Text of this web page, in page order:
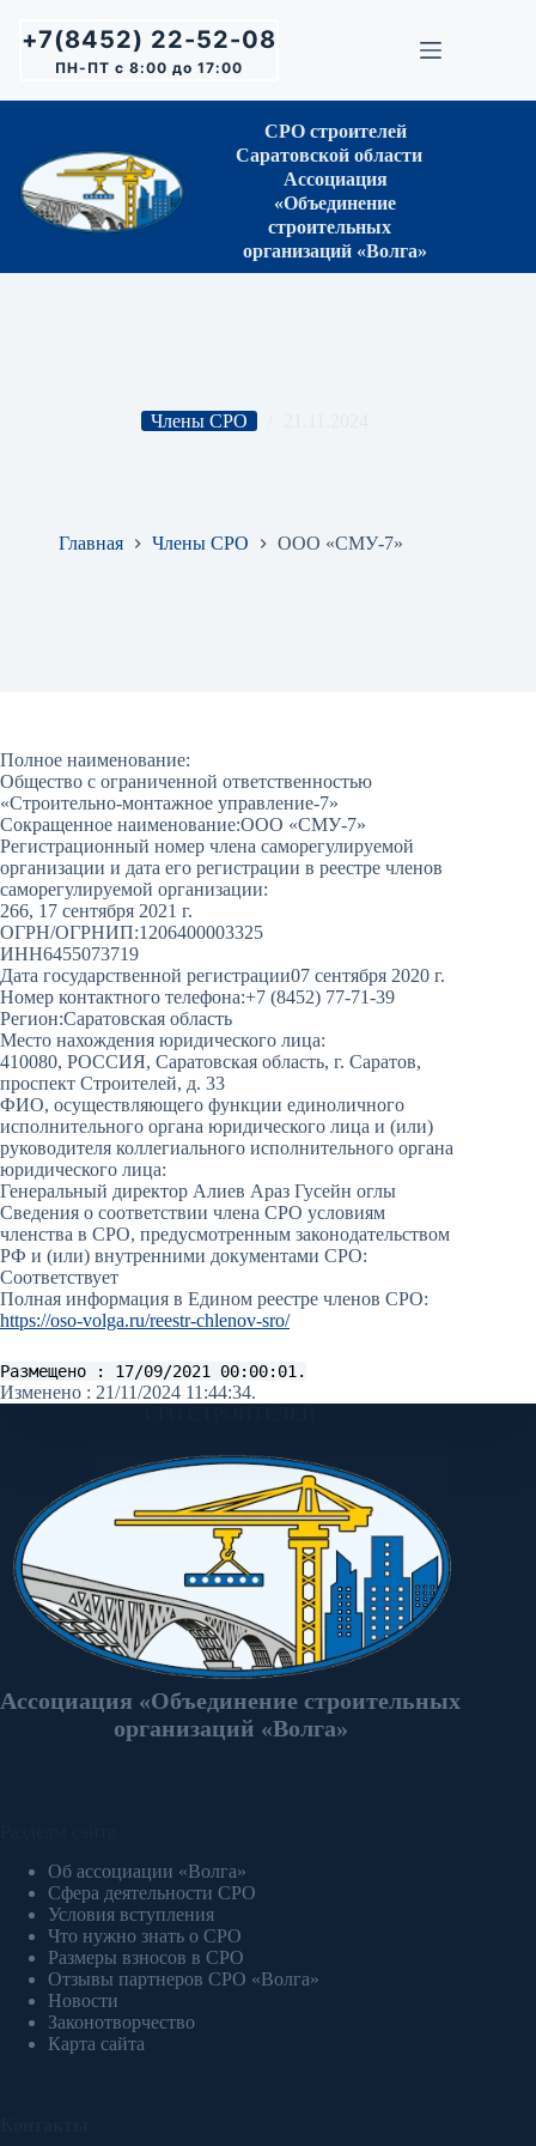
сути+7(8452) 22-52-08
ПН-ПТ с 8:00 до 17:00
СРО строителей
Саратовской области
Ассоциация
«Объединение
строительных
организаций «Волга»
Члены СРО
Главная Члены СРО ООО «СМУ-7»
Полное наименование:
Общество с ограниченной ответственностью
«Строительно-монтажное управление-7»
Сокращенное наименование:ООО «СМУ-7»
Регистрационный номер члена саморегулируемой
организации и дата его регистрации в реестре членов
саморегулируемой организации:
266, 17 сентября 2021 г.
ОГРН/ОГРНИП:1206400003325
ИНН6455073719
Дата государственной регистрации07 сентября 2020 г.
Номер контактного телефона:+7 (8452) 77-71-39
Регион:Саратовская область
Место нахождения юридического лица:
410080, РОССИЯ, Саратовская область, г. Саратов,
проспект Строителей, д. 33
ФИО, осуществляющего функции единоличного
исполнительного органа юридического лица и (или)
руководителя коллегиального исполнительного органа
юридического лица:
Генеральный директор Алиев Араз Гусейн оглы
Сведения о соответствии члена СРО условиям
членства в СРО, предусмотренным законодательством
РФ и (или) внутренними документами СРО:
Соответствует
Полная информация в Едином реестре членов СРО:
https://oso-volga.ru/reestr-chlenov-sro/
Размещено : 17/09/2021 00:00:01.
Изменено : 21/11/2024 11:44:34.
Ассоциация «Объединение строительных
организаций «Волга»
Об ассоциации «Волга»
Сфера деятельности СРО
Условия вступления
Что нужно знать о СРО
Размеры взносов в СРО
Отзывы партнеров СРО «Волга»
Новости
Законотворчество
Карта сайта